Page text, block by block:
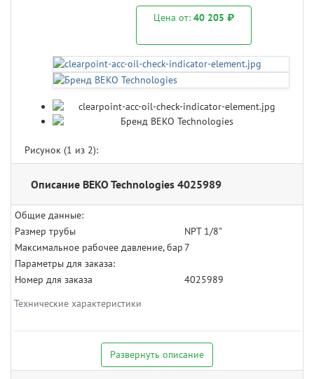
Цена от: 40 205 ₽
Рисунок (1 из 2):
Описание BEKO Technologies 4025989
Технические характеристики
Общие данные:
Размер трубы
NPT 1/8"
Максимальное рабочее давление, бар7
Параметры для заказа:
Номер для заказа
4025989
Развернуть описание